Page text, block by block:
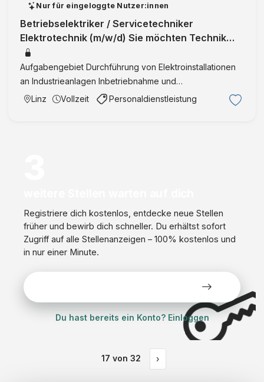
Nur für eingeloggte Nutzer:innen
Betriebselektriker / Servicetechniker
Elektrotechnik (m/w/d) Sie möchten Technik
nicht nur installieren, sondern zum Lau
Aufgabengebiet Durchführung von Elektroinstallationen
an Industrieanlagen Inbetriebnahme und
Funktionsprüfung elektrischer Systeme Wartung,
Inspektion und Störungsbehebung im laufenden Betrieb
Linz Vollzeit Personaldienstleistung
Registriere dich kostenlos, entdecke neue Stellen
früher und bewirb dich schneller. Du erhältst sofort
Zugriff auf alle Stellenanzeigen – 100% kostenlos und
in nur einer Minute.
Du hast bereits ein Konto? Einloggen
17 von 32 ›